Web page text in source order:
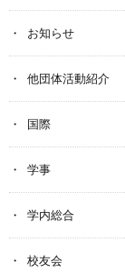
お知らせ
他団体活動紹介
国際
学事
学内総合
校友会